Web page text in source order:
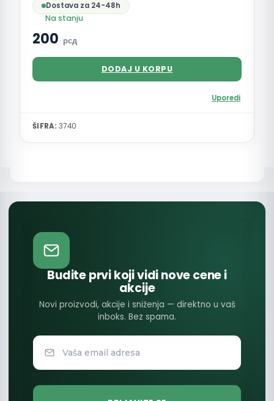
Dostava za 24-48h
Na stanju
200 рсд
DODAJ U KORPU
Uporedi
ŠIFRA: 3740
Budite prvi koji vidi nove cene i
akcije
Novi proizvodi, akcije i sniženja — direktno u vaš
inboks. Bez spama.